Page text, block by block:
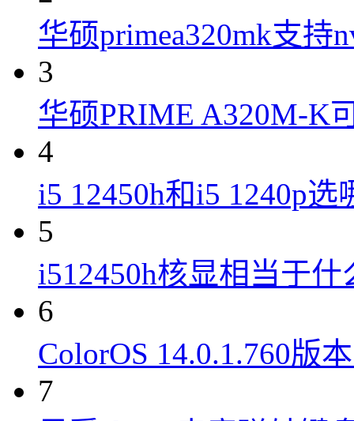
华硕primea320mk支持
3
华硕PRIME A320M-K
4
i5 12450h和i5 1240p选
5
i512450h核显相当于什
6
ColorOS 14.0.1.760版
7